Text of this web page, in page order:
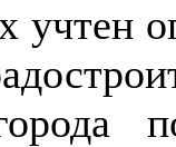
учтен